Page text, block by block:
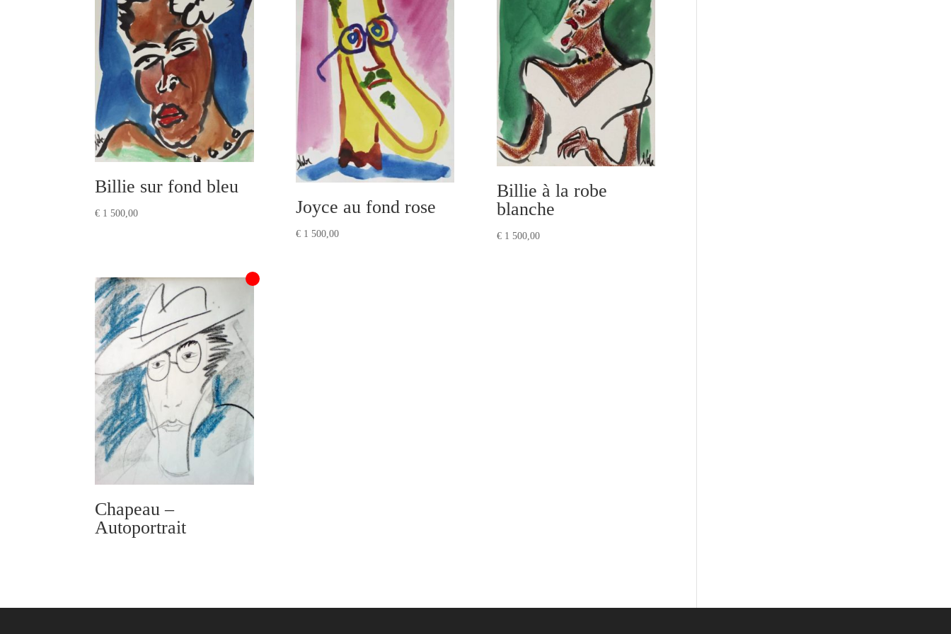
Billie sur fond bleu
€ 1 500,00 Joyce au fond rose
€1 500,00
Billie à la robe
blanche
€1 500,00
Chapeau –
Autoportrait